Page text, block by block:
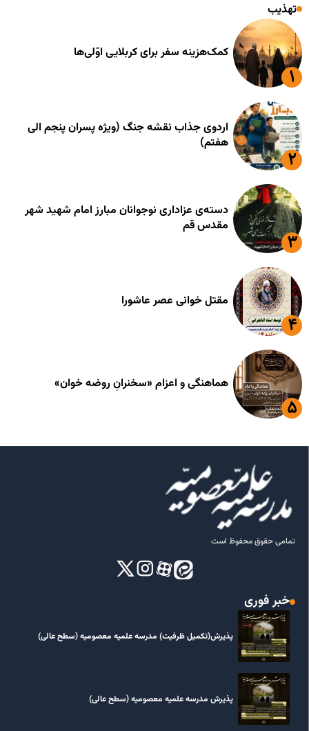
تهذیب
کمک‌هزینه سفر برای کربلایی اوّلی‌ها
اردوی جذاب نقشه جنگ (ویژه پسران پنجم الی
هفتم)
دسته‌ی عزاداری نوجوانان مبارز امام شهید شهر
مقدس قم
مقتل خوانی عصر عاشورا
هماهنگی و اعزام «سخنرانِ روضه خوان»
تمامی حقوق محفوظ است
خبر فوری
پذیرش(تکمیل ظرفیت) مدرسه علمیه معصومیه‌ (سطح عالی)
پذیرش مدرسه علمیه معصومیه‌ (سطح عالی)